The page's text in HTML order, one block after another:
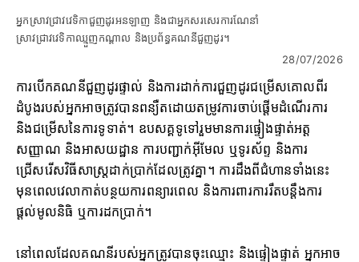
អ្នកស្រាវជ្រាវវេទិកាជួញដូរអនឡាញ និងជាអ្នកសរសេរការណែនាំ
ស្រាវជ្រាវវេទិកាឈ្មួញកណ្តាល និងប្រព័ន្ធគណនីជួញដូរ។
28/07/2026
ការបើកគណនីជួញដូរផ្ទាល់ និងការដាក់ការជួញដូរជម្រើសគោលពីរ
ដំបូងរបស់អ្នកអាចត្រូវបានពន្យឺតដោយតម្រូវការចាប់ផ្តើមដំណើរការ
និងជម្រើសនៃការទូទាត់។ ឧបសគ្គទូទៅរួមមានការផ្ទៀងផ្ទាត់អត្ត
សញ្ញាណ និងអាសយដ្ឋាន ការបញ្ជាក់អ៊ីមែល ឬទូរស័ព្ទ និងការ
ជ្រើសរើសវិធីសាស្ត្រដាក់ប្រាក់ដែលត្រូវគ្នា។ ការដឹងពីជំហានទាំងនេះ
មុនពេលវេលាកាត់បន្ថយការពន្យារពេល និងការពារការរឹតបន្តឹងការ
ផ្តល់មូលនិធិ ឬការដកប្រាក់។
នៅពេលដែលគណនីរបស់អ្នកត្រូវបានចុះឈ្មោះ និងផ្ទៀងផ្ទាត់ អ្នកអាច